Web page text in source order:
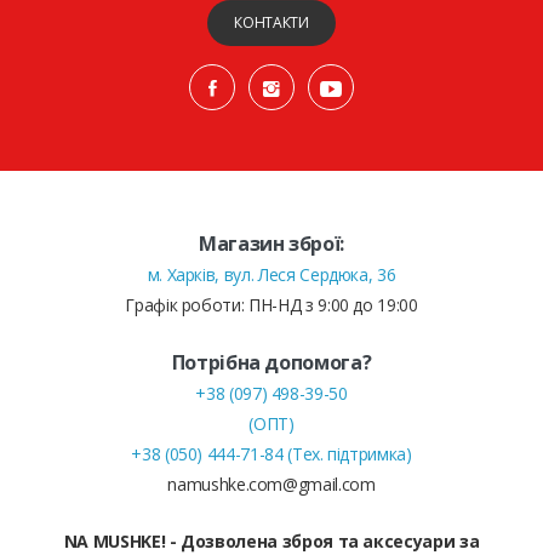
КОНТАКТИ
Магазин зброї:
м. Харків, вул. Леся Сердюка, 36
Графік роботи: ПН-НД з 9:00 до 19:00
Потрібна допомога?
+38 (097) 498-39-50
(ОПТ)
+38 (050) 444-71-84 (Тех. підтримка)
namushke.com@gmail.com
NA MUSHKE! - Дозволена зброя та аксесуари за